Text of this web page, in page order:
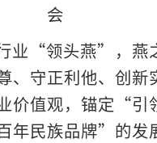
会
业“领头燕”，燕
、守正利他、创新
价值观，锚定“引
年民族品牌”的发